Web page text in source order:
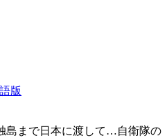
版
島まで日本に渡して…自衛隊の